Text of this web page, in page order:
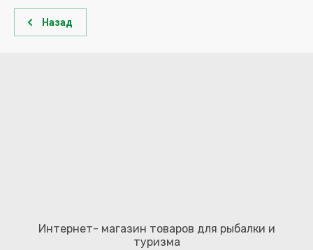
Назад
Интернет- магазин товаров для рыбалки и
туризма